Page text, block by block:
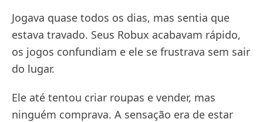
Jogava quase todos os dias, mas sentia que
estava travado. Seus Robux acabavam rápido,
os jogos confundiam e ele se frustrava sem sair
do lugar.
Ele até tentou criar roupas e vender, mas
ninguém comprava. A sensação era de estar